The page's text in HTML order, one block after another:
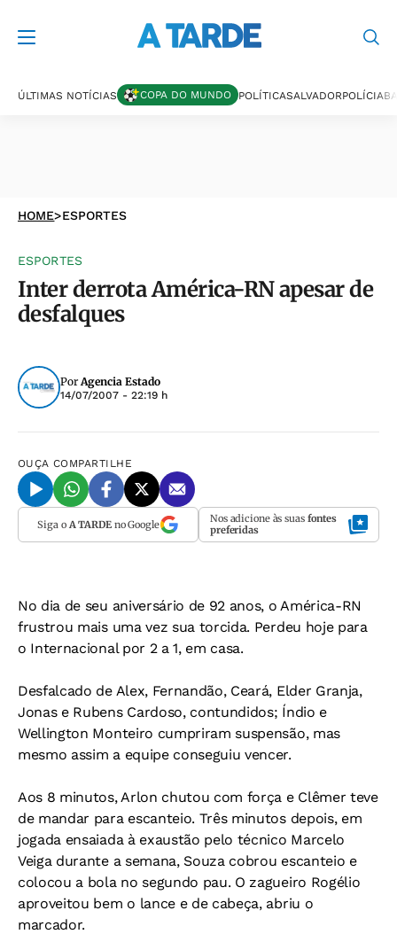
ÚLTIMAS NOTÍCIAS COPA DO MUNDO POLÍTICASALVADORPOLÍCIA
HOME>ESPORTES
ESPORTES
Inter derrota América-RN apesar de
desfalques
PorAgencia Estado
14/07/2007 - 22:19 h
OUÇA COMPARTILHE
Siga o A TARDEno Google Nos adicione às suas fontes
preferidas
No dia de seu aniversário de 92 anos, o América-RN
frustrou mais uma vez sua torcida. Perdeu hoje para
o Internacional por 2 a 1, em casa.
Desfalcado de Alex, Fernandão, Ceará, Elder Granja,
Jonas e Rubens Cardoso, contundidos; Índio e
Wellington Monteiro cumpriram suspensão, mas
mesmo assim a equipe conseguiu vencer.
Aos 8 minutos, Arlon chutou com força e Clêmer teve
de mandar para escanteio. Três minutos depois, em
jogada ensaiada à exaustão pelo técnico Marcelo
Veiga durante a semana, Souza cobrou escanteio e
colocou a bola no segundo pau. O zagueiro Rogélio
aproveitou bem o lance e de cabeça, abriu o
marcador.